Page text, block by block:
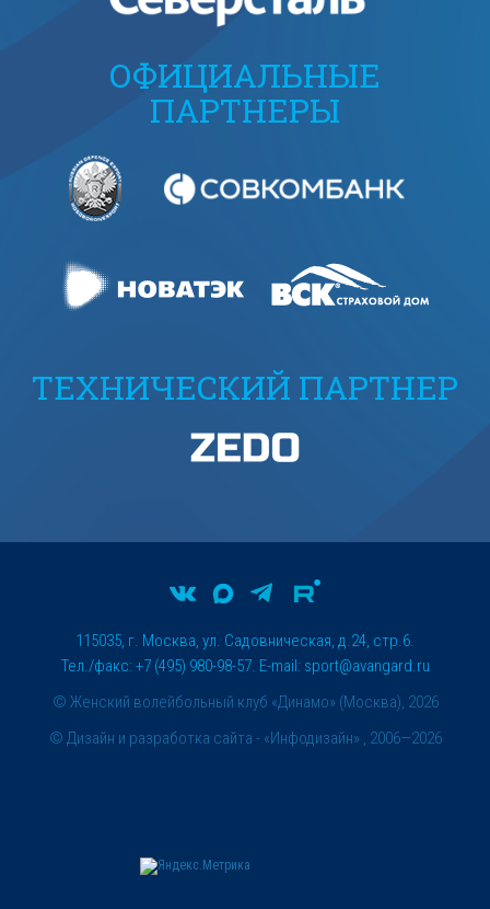
ОФИЦИАЛЬНЫЕ
ПАРТНЕРЫ
ТЕХНИЧЕСКИЙ ПАРТНЕР
© Женский волейбольный клуб «Динамо» (Москва), 2026
115035, г. Москва, ул. Садовническая, д.24, стр.6.
Тел./факс: +7 (495) 980-98-57. E-mail: sport@avangard.ru
© Дизайн и разработка сайта - «Инфодизайн» , 2006—2026